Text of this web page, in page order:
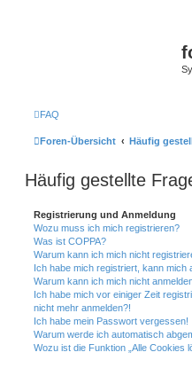
FAQ
Foren-Übersicht Häufig
Häufig gestellte
Registrierung und Anmeldung
Wozu muss ich mich registrieren?
Was ist COPPA?
Warum kann ich mich nicht
Ich habe mich registriert, kann mich
Warum kann ich mich nicht
Ich habe mich vor einiger Zeit
nicht mehr anmelden?!
Ich habe mein Passwort vergessen!
Warum werde ich automatisch
Wozu ist die Funktion „Alle Cookies